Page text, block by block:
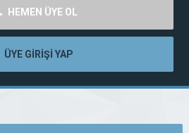
HEMEN ÜYE OL
ÜYE GİRİŞİ YAP